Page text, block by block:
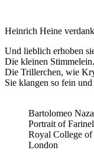
Heinrich Heine
Und lieblich erhoben
Die kleinen Stimmelein.
Die Trillerchen, wie
Sie klangen so fein und
Bartolomeo
Portrait of
Royal College
London